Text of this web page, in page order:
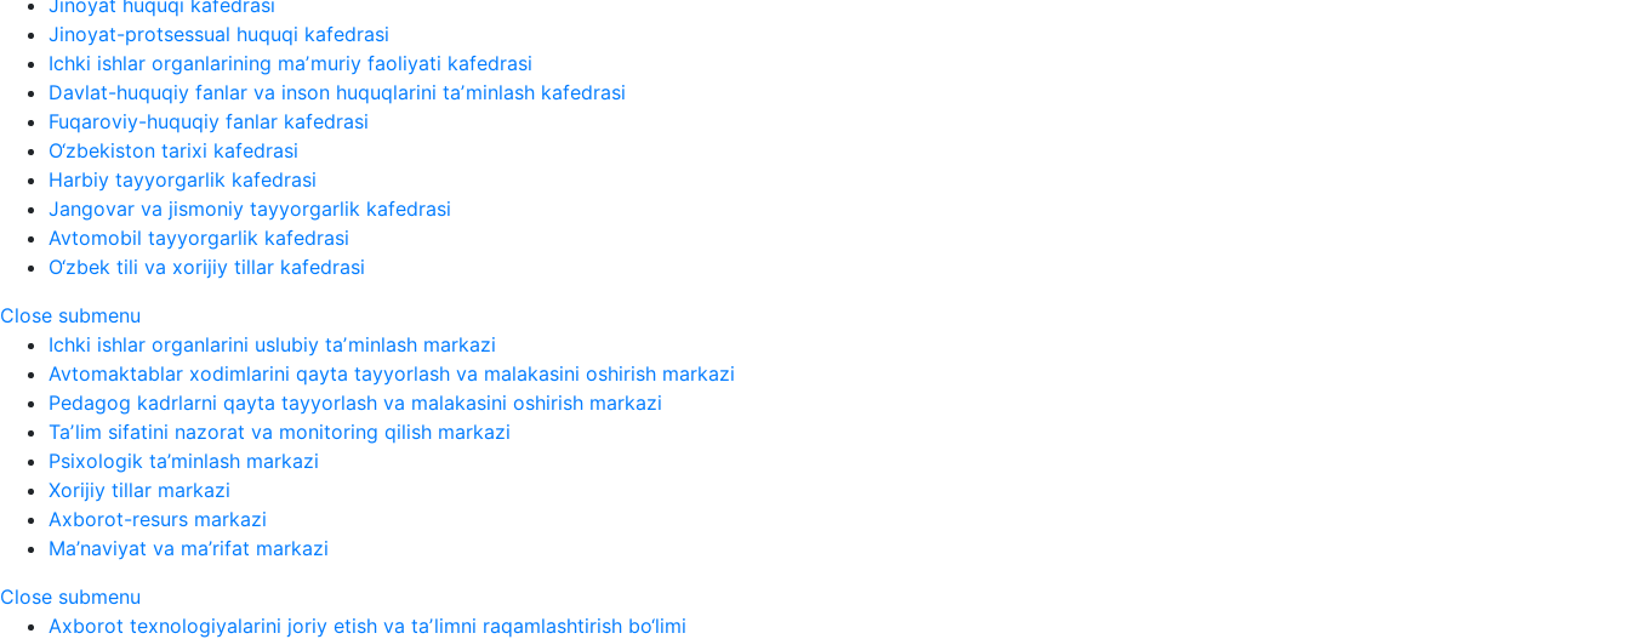
Jinoyat huquqi kafedrasi
Jinoyat-protsessual huquqi kafedrasi
Ichki ishlar organlarining maʼmuriy faoliyati kafedrasi
Davlat-huquqiy fanlar va inson huquqlarini taʼminlash kafedrasi
Fuqaroviy-huquqiy fanlar kafedrasi
O‘zbekiston tarixi kafedrasi
Harbiy tayyorgarlik kafedrasi
Jangovar va jismoniy tayyorgarlik kafedrasi
Avtomobil tayyorgarlik kafedrasi
O‘zbek tili va xorijiy tillar kafedrasi
Close submenu
Ichki ishlar organlarini uslubiy taʼminlash markazi
Avtomaktablar xodimlarini qayta tayyorlash va malakasini oshirish markazi
Pedagog kadrlarni qayta tayyorlash va malakasini oshirish markazi
Taʼlim sifatini nazorat va monitoring qilish markazi
Psixologik ta’minlash markazi
Xorijiy tillar markazi
Axborot-resurs markazi
Ma’naviyat va ma’rifat markazi
Close submenu
Axborot texnologiyalarini joriy etish va taʼlimni raqamlashtirish bo‘limi